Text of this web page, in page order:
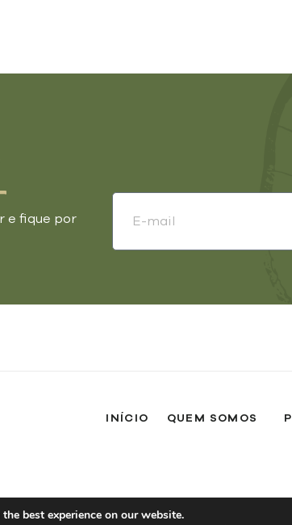
e fique por
INÍCIO QUEM SOMOS
best experience on our website.